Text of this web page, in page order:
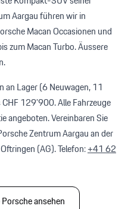
Aargau führen wir in
Macan Occasionen und
zum Macan Turbo. Äussere
an Lager(6Neuwagen,11
129’900. Alle Fahrzeuge
angeboten. Vereinbaren Sie
Zentrum Aargauan der
(AG). Telefon:+41 62
Porscheansehen